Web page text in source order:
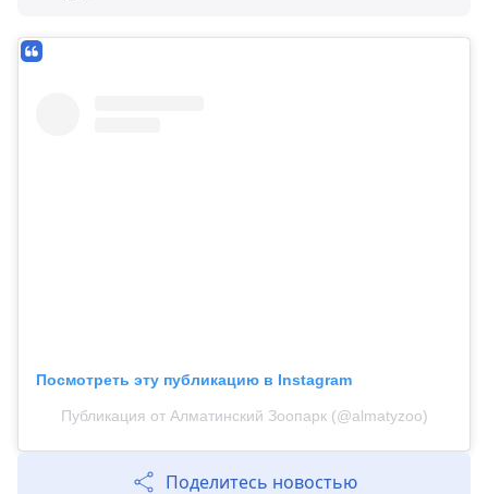
Посмотреть эту публикацию в Instagram
Публикация от Алматинский Зоопарк (@almatyzoo)
Поделитесь новостью